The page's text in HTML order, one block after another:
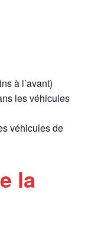
à l’avant)
les véhicules
véhicules de
la